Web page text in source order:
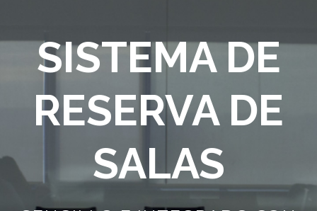
SISTEMA DE
RESERVA DE
SALAS